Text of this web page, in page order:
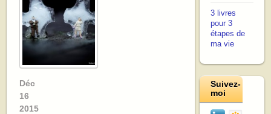
Déc
16
2015
3 livres
pour 3
étapes de
ma vie
Suivez-
moi